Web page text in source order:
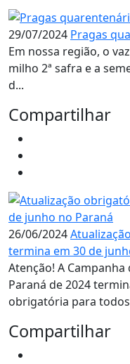
29/07/2024 Pragas
Em nossa região, o
milho 2ª safra e a
d...
Compartilhar
26/06/2024
termina em 30 de
Atenção! A
Paraná de 2024
obrigatória para
Compartilhar